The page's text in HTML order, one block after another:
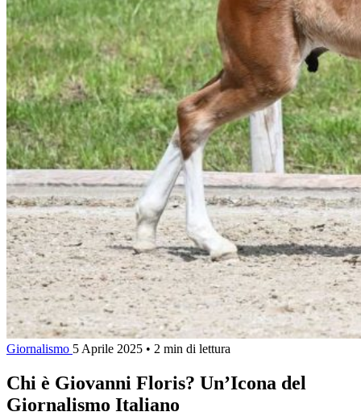
Giornalismo 5 Aprile 2025 • 2 min di lettura
Chi è Giovanni Floris? Un’Icona del
Giornalismo Italiano